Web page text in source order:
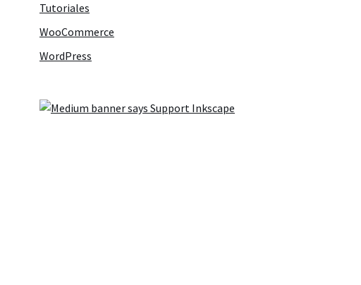
Tutoriales
WooCommerce
WordPress